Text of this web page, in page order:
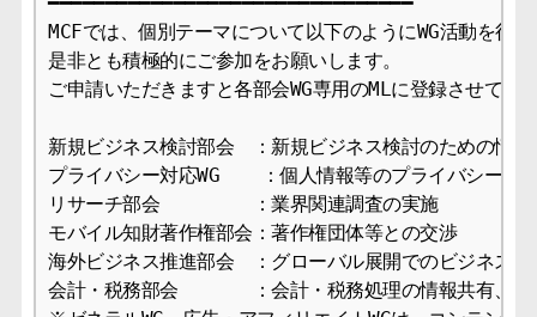
MCFでは、個別テーマについて以下のようにWG活動を行
是非とも積極的にご参加をお願いします。
ご申請いただきますと各部会WG専用のMLに登録させてい
新規ビジネス検討部会　：新規ビジネス検討のための情報
プライバシー対応WG  　：個人情報等のプライバシー対
リサーチ部会　　　　　：業界関連調査の実施
モバイル知財著作権部会：著作権団体等との交渉
海外ビジネス推進部会　：グローバル展開でのビジネス支
会計・税務部会　　　　：会計・税務処理の情報共有、課